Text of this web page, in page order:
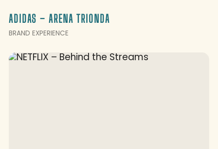
ADIDAS – ARENA TRIONDA
BRAND EXPERIENCE